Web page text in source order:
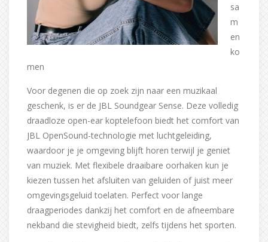
sa
m
en
ko
men
Voor degenen die op zoek zijn naar een muzikaal
geschenk, is er de JBL Soundgear Sense. Deze volledig
draadloze open-ear koptelefoon biedt het comfort van
JBL OpenSound-technologie met luchtgeleiding,
waardoor je je omgeving blijft horen terwijl je geniet
van muziek. Met flexibele draaibare oorhaken kun je
kiezen tussen het afsluiten van geluiden of juist meer
omgevingsgeluid toelaten. Perfect voor lange
draagperiodes dankzij het comfort en de afneembare
nekband die stevigheid biedt, zelfs tijdens het sporten.